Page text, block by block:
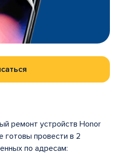
ремонт устройств Honor
готовы провести в 2
по адресам: